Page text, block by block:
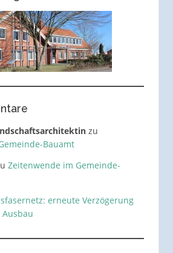
zu
Bauamt
Zeitenwende im Gemeinde-
erneute Verzögerung